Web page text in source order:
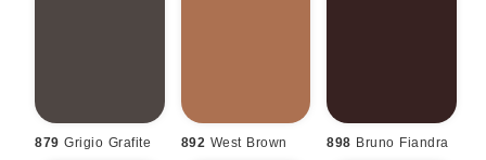
879 Grigio Grafite 892 West Brown 898 Bruno Fiandra